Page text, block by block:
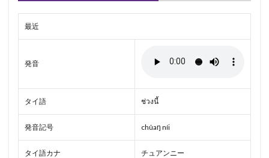
最近
発音
タイ語 ช่วงนี้
発音記号 chûaŋ níi
タイ語カナ チュアンニー